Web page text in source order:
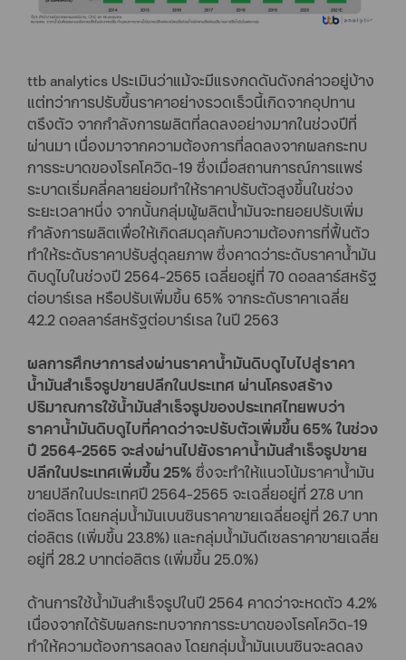
ttb analytics ประเมินว่าแม้จะมีแรงกดดันดังกล่าวอยู่บ้าง
แต่ทว่าการปรับขึ้นราคาอย่างรวดเร็วนี้เกิดจากอุปทาน
ตรึงตัว จากกำลังการผลิตที่ลดลงอย่างมากในช่วงปีที่
ผ่านมา เนื่องมาจากความต้องการที่ลดลงจากผลกระทบ
การระบาดของโรคโควิด-19 ซึ่งเมื่อสถานการณ์การแพร่
ระบาดเริ่มคลี่คลายย่อมทำให้ราคาปรับตัวสูงขึ้นในช่วง
ระยะเวลาหนึ่ง จากนั้นกลุ่มผู้ผลิตน้ำมันจะทยอยปรับเพิ่ม
กำลังการผลิตเพื่อให้เกิดสมดุลกับความต้องการที่ฟื้นตัว
ทำให้ระดับราคาปรับสู่ดุลยภาพ ซึ่งคาดว่าระดับราคาน้ำมัน
ดิบดูไบในช่วงปี 2564-2565 เฉลี่ยอยู่ที่ 70 ดอลลาร์สหรัฐ
ต่อบาร์เรล หรือปรับเพิ่มขึ้น 65% จากระดับราคาเฉลี่ย
42.2 ดอลลาร์สหรัฐต่อบาร์เรล ในปี 2563
ผลการศึกษาการส่งผ่านราคาน้ำมันดิบดูไบไปสู่ราคา
น้ำมันสำเร็จรูปขายปลีกในประเทศ ผ่านโครงสร้าง
ปริมาณการใช้น้ำมันสำเร็จรูปของประเทศไทยพบว่า
ราคาน้ำมันดิบดูไบที่คาดว่าจะปรับตัวเพิ่มขึ้น 65% ในช่วง
ปี 2564-2565 จะส่งผ่านไปยังราคาน้ำมันสำเร็จรูปขาย
ปลีกในประเทศเพิ่มขึ้น 25% ซึ่งจะทำให้แนวโน้มราคาน้ำมัน
ขายปลีกในประเทศปี 2564-2565 จะเฉลี่ยอยู่ที่ 27.8 บาท
ต่อลิตร โดยกลุ่มน้ำมันเบนซินราคาขายเฉลี่ยอยู่ที่ 26.7 บาท
ต่อลิตร (เพิ่มขึ้น 23.8%) และกลุ่มน้ำมันดีเซลราคาขายเฉลี่ย
อยู่ที่ 28.2 บาทต่อลิตร (เพิ่มขึ้น 25.0%)
ด้านการใช้น้ำมันสำเร็จรูปในปี 2564 คาดว่าจะหดตัว 4.2%
เนื่องจากได้รับผลกระทบจากการระบาดของโรคโควิด-19
ทำให้ความต้องการลดลง โดยกลุ่มน้ำมันเบนซินจะลดลง